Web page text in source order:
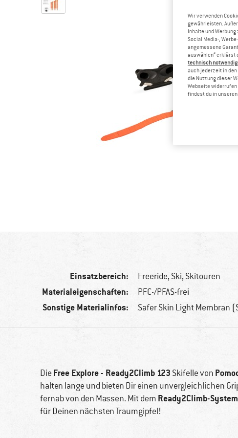
Einsatzbereich: Freeride, Ski, Skitouren
Materialeigenschaften: PFC-/PFAS-frei
Sonstige Materialinfos: Safer Skin Light Membran
Die Free Explore - Ready2Climb 123 Skifelle von
halten lange und bieten Dir einen unvergleichlichen
fernab von den Massen. Mit dem Ready2Climb-System
für Deinen nächsten Traumgipfel!
Wir verwenden
gewährleisten.
Inhalte und
Social Media-,
angemessene
auswählen“ erklärst
technisch
auch jederzeit in
die Nutzung dieser
Webseite
findest du in unseren